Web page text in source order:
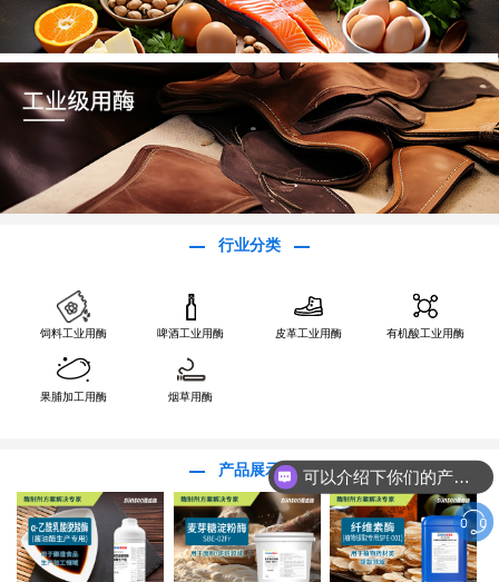
行业分类
饲料工业用酶 啤酒工业用酶 皮革工业用酶 有机酸工业用酶
果脯加工用酶 烟草用酶
产品展示 可以介绍下你们的产品么？